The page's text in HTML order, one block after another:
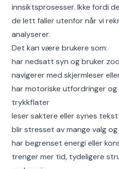
innsiktsprosesser. Ikke fordi
de lett faller utenfor når vi
analyserer.
Det kan være brukere som:
har nedsatt syn og bruker
navigerer med skjermleser
har motoriske utfordringer og
trykkflater
leser saktere eller synes
blir stresset av mange valg
har begrenset energi eller
trenger mer tid, tydeligere